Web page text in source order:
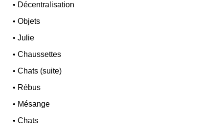
• Décentralisation
•Objets
•Julie
•Chaussettes
•Chats (suite)
• Rébus
• Mésange
•Chats